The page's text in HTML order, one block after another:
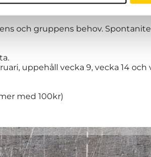
och gruppens behov.
uppehåll vecka 9, vecka 14 och
med 100kr)